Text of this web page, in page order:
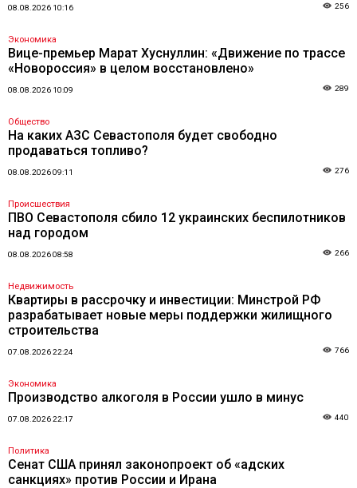
08.08.2026 10:16 256
Экономика
Вице-премьер Марат Хуснуллин: «Движение по трассе
«Новороссия» в целом восстановлено»
08.08.2026 10:09 289
Общество
На каких АЗС Севастополя будет свободно
продаваться топливо?
08.08.2026 09:11 276
Происшествия
ПВО Севастополя сбило 12 украинских беспилотников
над городом
08.08.2026 08:58 266
Недвижимость
Квартиры в рассрочку и инвестиции: Минстрой РФ
разрабатывает новые меры поддержки жилищного
строительства
07.08.2026 22:24 766
Экономика
Производство алкоголя в России ушло в минус
07.08.2026 22:17 440
Политика
Сенат США принял законопроект об «адских
санкциях» против России и Ирана